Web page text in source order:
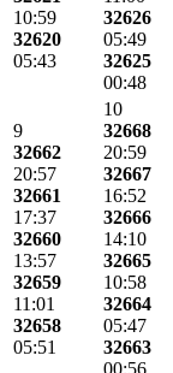
10:59
32620
05:43
32626
05:49
32625
00:48
9
32662
20:57
32661
17:37
32660
13:57
32659
11:01
32658
05:51
10
32668
20:59
32667
16:52
32666
14:10
32665
10:58
32664
05:47
32663
00:56